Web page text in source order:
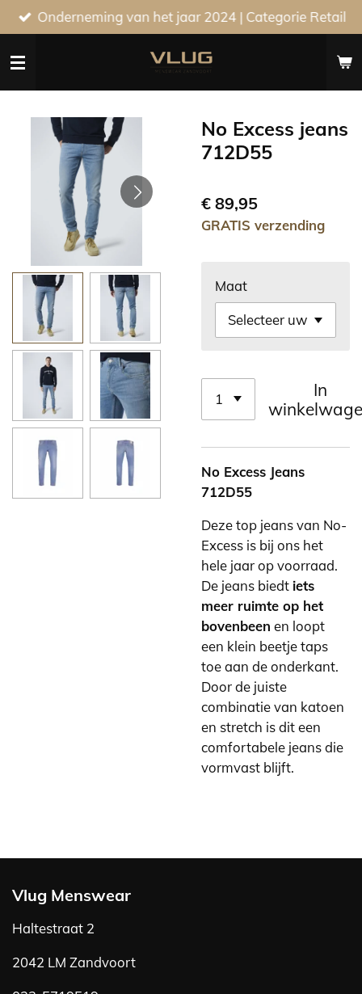
Ga
direct
naar
Onderneming van het jaar 2024 | Categorie Retail
No Excess jeans
712D55
€ 89,95
GRATIS verzending
Maat
In
No Excess Jeans
712D55
Deze top jeans van No-
Excess is bij ons het
hele jaar op voorraad.
De jeans biedt iets
meer ruimte op het
bovenbeen en loopt
een klein beetje taps
toe aan de onderkant.
Door de juiste
combinatie van katoen
en stretch is dit een
comfortabele jeans die
vormvast blijft.
Vlug Menswear
Haltestraat 2
2042 LM Zandvoort